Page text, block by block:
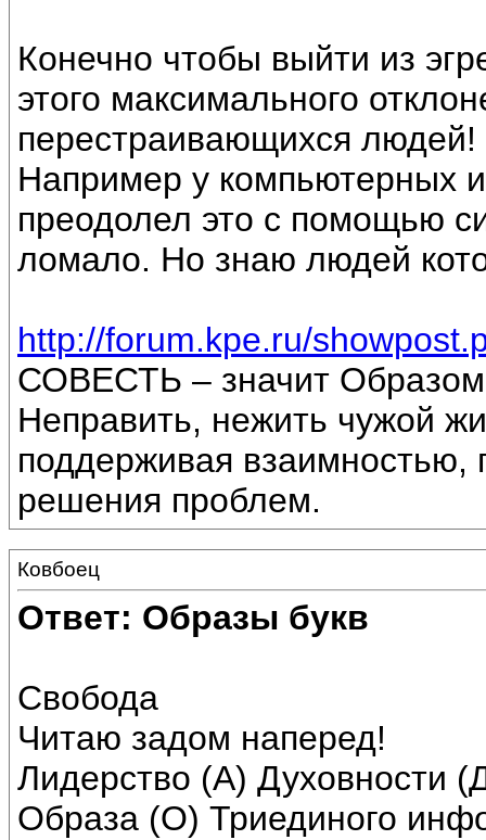
Конечно чтобы выйти из
этого максимального
перестраивающихся людей!
Например у компьютерных
преодолел это с помощью
ломало. Но знаю людей
http://forum.kpe.ru/
СОВЕСТЬ – значит
Неправить, нежить чужой
поддерживая взаимностью,
решения проблем.
Ковбоец
Ответ: Образы букв
Свобода
Читаю задом наперед!
Лидерство (А) Духовности
Образа (О) Триединого